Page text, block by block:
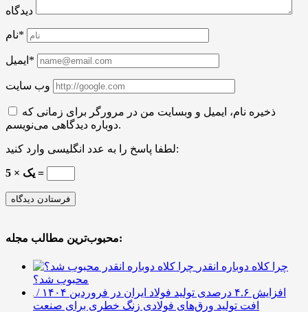
دیدگاه
نام*
ایمیل*
وب سایت
ذخیره نام، ایمیل و وبسایت من در مرورگر برای زمانی که
دوباره دیدگاهی می‌نویسم.
لطفا پاسخ را به عدد انگلیسی وارد کنید:
5 × یک =
محبوب‌ترین مطالب مجله:
چرا کلاه دوباره انقدر
محبوب شد؟
افزایش ۴.۶ درصدی تولید فولاد ایران در فروردین ۱۴۰۴ /
افت تولید ورق‌های فولادی زنگ خطری برای صنعت